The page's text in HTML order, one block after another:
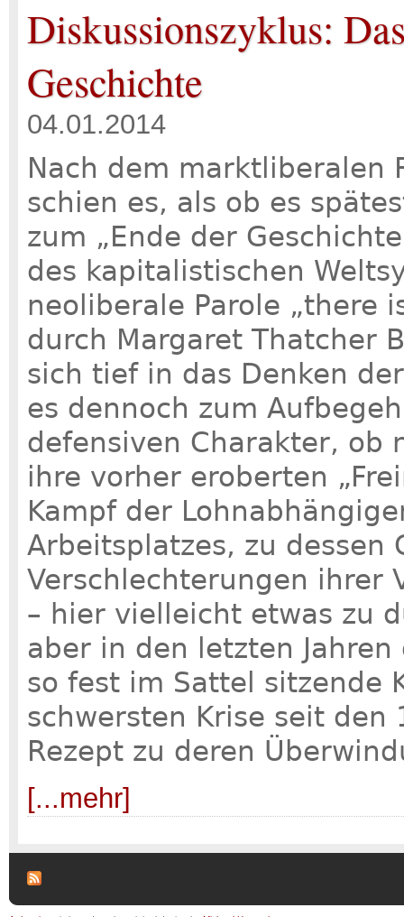
Diskussionszyklus:
Geschichte
04.01.2014
Nach dem marktliberalen
schien es, als ob es
zum „Ende der
des kapitalistischen
neoliberale Parole „there
durch Margaret Thatcher
sich tief in das Denken
es dennoch zum
defensiven Charakter, ob
ihre vorher eroberten
Kampf der
Arbeitsplatzes, zu dessen
Verschlechterungen ihrer
– hier vielleicht etwas zu
aber in den letzten
so fest im Sattel sitzende
schwersten Krise seit
Rezept zu deren
[...mehr]